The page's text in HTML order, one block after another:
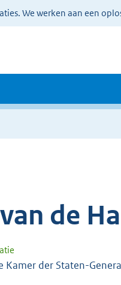
We werken aan een
de
Kamer der Staten-